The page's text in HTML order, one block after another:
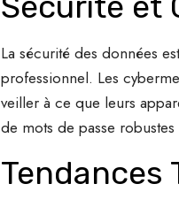
La sécurité des données
professionnel. Les
veiller à ce que leurs
de mots de passe
Tendances